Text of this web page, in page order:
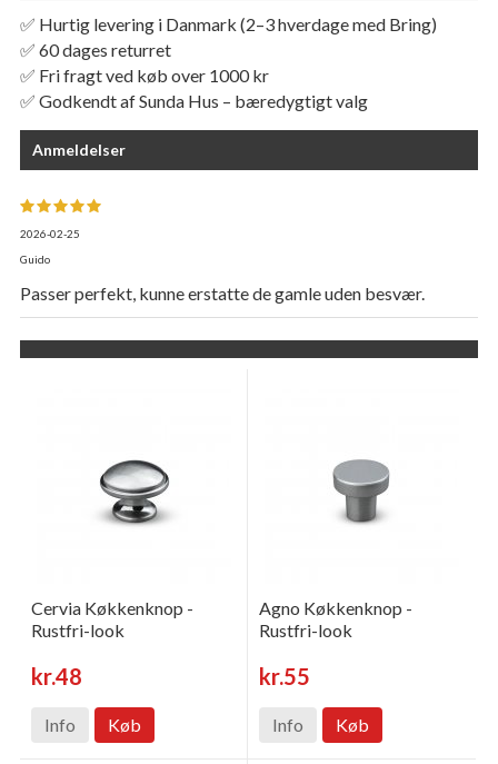
✅ Hurtig levering i Danmark (2–3 hverdage med Bring)
✅ 60 dages returret
✅ Fri fragt ved køb over 1000 kr
✅ Godkendt af Sunda Hus – bæredygtigt valg
Anmeldelser
2026-02-25
Guido
Passer perfekt, kunne erstatte de gamle uden besvær.
Cervia Køkkenknop -
Rustfri-look
kr.48
Info Køb
Agno Køkkenknop -
Rustfri-look
kr.55
Info Køb